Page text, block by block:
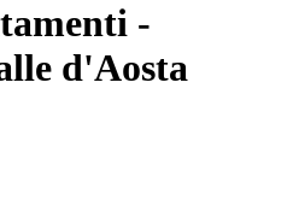
-
d'Aosta